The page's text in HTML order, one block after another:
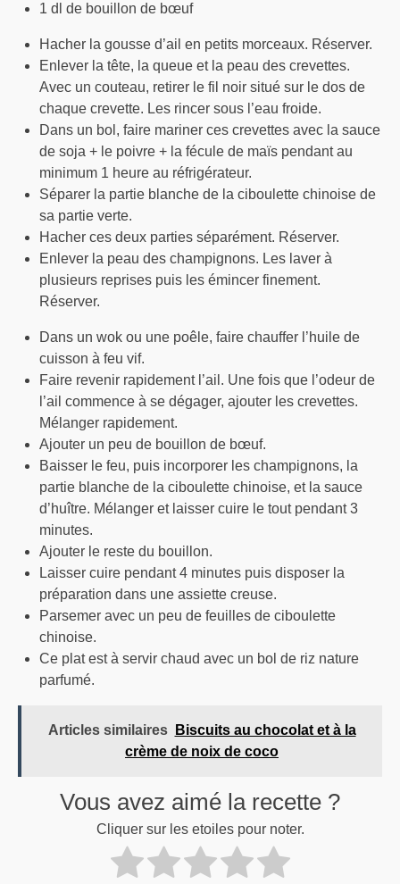
1 dl de bouillon de bœuf
Hacher la gousse d’ail en petits morceaux. Réserver.
Enlever la tête, la queue et la peau des crevettes.
Avec un couteau, retirer le fil noir situé sur le dos de
chaque crevette. Les rincer sous l’eau froide.
Dans un bol, faire mariner ces crevettes avec la sauce
de soja + le poivre + la fécule de maïs pendant au
minimum 1 heure au réfrigérateur.
Séparer la partie blanche de la ciboulette chinoise de
sa partie verte.
Hacher ces deux parties séparément. Réserver.
Enlever la peau des champignons. Les laver à
plusieurs reprises puis les émincer finement.
Réserver.
Dans un wok ou une poêle, faire chauffer l’huile de
cuisson à feu vif.
Faire revenir rapidement l’ail. Une fois que l’odeur de
l’ail commence à se dégager, ajouter les crevettes.
Mélanger rapidement.
Ajouter un peu de bouillon de bœuf.
Baisser le feu, puis incorporer les champignons, la
partie blanche de la ciboulette chinoise, et la sauce
d’huître. Mélanger et laisser cuire le tout pendant 3
minutes.
Ajouter le reste du bouillon.
Laisser cuire pendant 4 minutes puis disposer la
préparation dans une assiette creuse.
Parsemer avec un peu de feuilles de ciboulette
chinoise.
Ce plat est à servir chaud avec un bol de riz nature
parfumé.
Articles similaires
Biscuits au chocolat et à la
crème de noix de coco
Vous avez aimé la recette ?
Cliquer sur les etoiles pour noter.